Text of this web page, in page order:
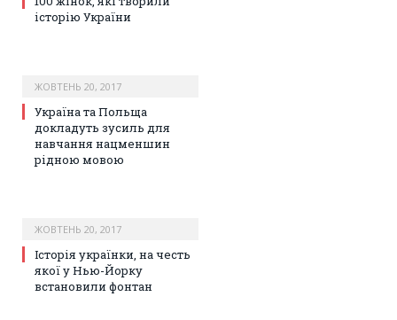
історію України
ЖОВТЕНЬ 20, 2017
Україна та Польща
докладуть зусиль для
навчання нацменшин
рідною мовою
ЖОВТЕНЬ 20, 2017
Історія українки, на честь
якої у Нью-Йорку
встановили фонтан